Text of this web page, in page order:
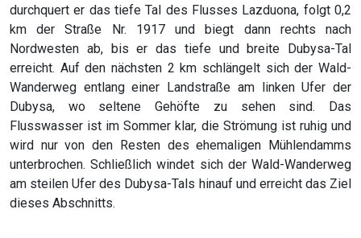
durchquert er das tiefe Tal des Flusses Lazduona, folgt 0,2
km der Straße Nr. 1917 und biegt dann rechts nach
Nordwesten ab, bis er das tiefe und breite Dubysa-Tal
erreicht. Auf den nächsten 2 km schlängelt sich der Wald-
Wanderweg entlang einer Landstraße am linken Ufer der
Dubysa, wo seltene Gehöfte zu sehen sind. Das
Flusswasser ist im Sommer klar, die Strömung ist ruhig und
wird nur von den Resten des ehemaligen Mühlendamms
unterbrochen. Schließlich windet sich der Wald-Wanderweg
am steilen Ufer des Dubysa-Tals hinauf und erreicht das Ziel
dieses Abschnitts.